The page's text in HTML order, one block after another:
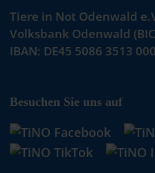
Tiere in Not Odenwald
Volksbank Odenwald (BIC
IBAN: DE45 5086 3513
Besuchen Sie uns auf